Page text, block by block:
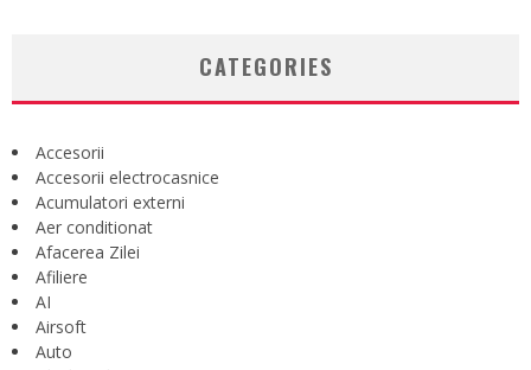
CATEGORIES
Accesorii
Accesorii electrocasnice
Acumulatori externi
Aer conditionat
Afacerea Zilei
Afiliere
AI
Airsoft
Auto